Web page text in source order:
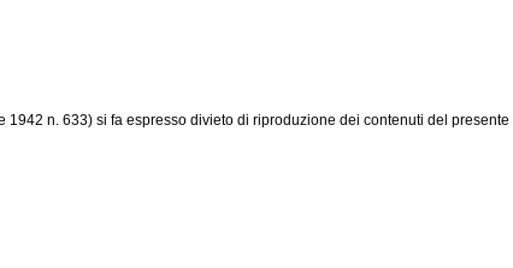
1942 n. 633) si fa espresso divieto di riproduzione dei contenuti del